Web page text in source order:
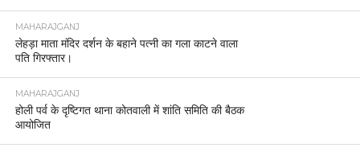
MAHARAJGANJ
लेहड़ा माता मंदिर दर्शन के बहाने पत्नी का गला काटने वाला
पति गिरफ्तार।
MAHARAJGANJ
होली पर्व के दृष्टिगत थाना कोतवाली में शांति समिति की बैठक
आयोजित